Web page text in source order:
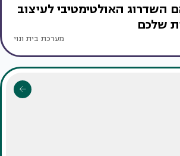
השדרוג האולטימטיבי לעיצוב
שלכם
מערכת בית ונוי